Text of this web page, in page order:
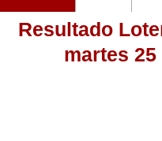
Baloto
Resultado
martes